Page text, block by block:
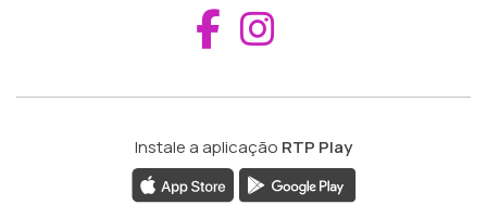
Aceder ao
Instale a aplicação RTP Play